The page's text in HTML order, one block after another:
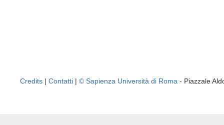
Credits | Contatti | © Sapienza Università di Roma - Piazzale